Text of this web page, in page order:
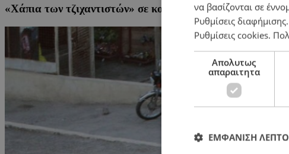
«Χάπια των τζιχαντιστών» σε κοντέινερ στο λιμάνι του
να βασίζονται σε
Ρυθμίσεις διαφήμισης
Ρυθμίσεις cookies.
Απολυτως
απαραιτητα
ΕΜΦΑΝΙΣΗ